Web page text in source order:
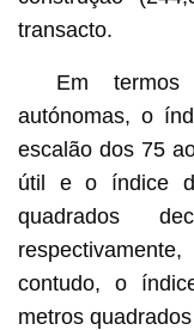
transacto.
Em
autónomas, o
escalão dos 75
útil e o índice
quadrados
contudo, o
metros